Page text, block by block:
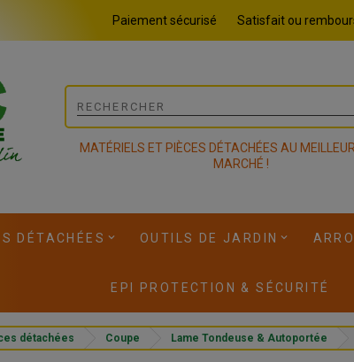
Paiement sécurisé Satisfait ou
MATÉRIELS ET PIÈCES DÉTACHÉES AU
MARCHÉ !
DÉTACHÉES OUTILS DE JARDIN
EPI PROTECTION & SÉCURITÉ
détachées Coupe Lame Tondeuse & Autoportée